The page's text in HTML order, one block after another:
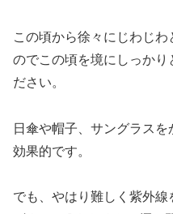
この頃から徐々にじわじ
のでこの頃を境にしっかり
ださい。
日傘や帽子、サングラス
効果的です。
でも、やはり難しく紫外